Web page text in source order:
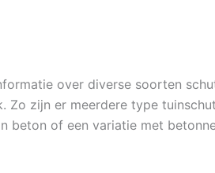
over diverse soorten
Zo zijn er meerdere type
beton of een variatie met